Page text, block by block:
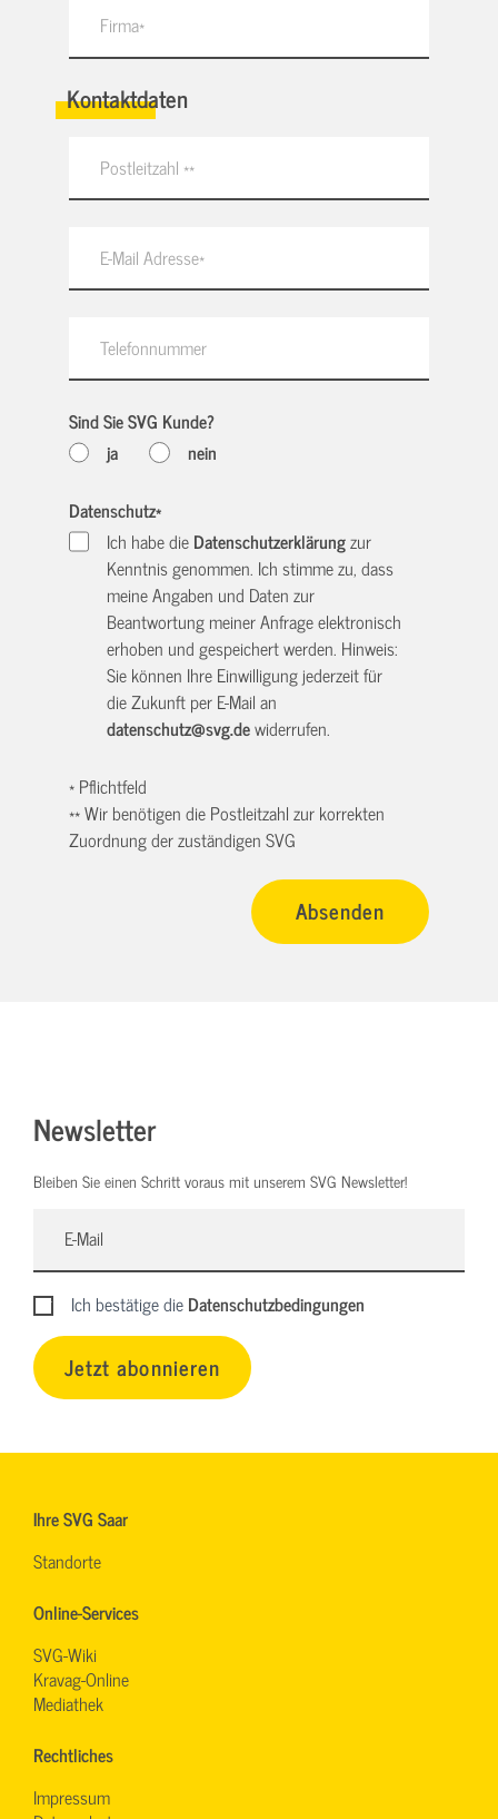
Kontaktdaten
Sind Sie SVG Kunde?
ja
nein
Datenschutz*
Ich habe dieDatenschutzerklärungzur
Kenntnis genommen. Ich stimme zu, dass
meine Angaben und Daten zur
Beantwortung meiner Anfrage elektronisch
erhoben und gespeichert werden. Hinweis:
Sie können Ihre Einwilligung jederzeit für
die Zukunft per E-Mail an
datenschutz@svg.dewiderrufen.
* Pflichtfeld
** Wir benötigen die Postleitzahl zur korrekten
Zuordnung der zuständigen SVG
Newsletter
Bleiben Sie einen Schritt voraus mit unserem SVG Newsletter!
Ich bestätige dieDatenschutzbedingungen
Jetzt abonnieren
Ihre SVG Saar
Standorte
Online-Services
SVG-Wiki
Kravag-Online
Mediathek
Rechtliches
Impressum